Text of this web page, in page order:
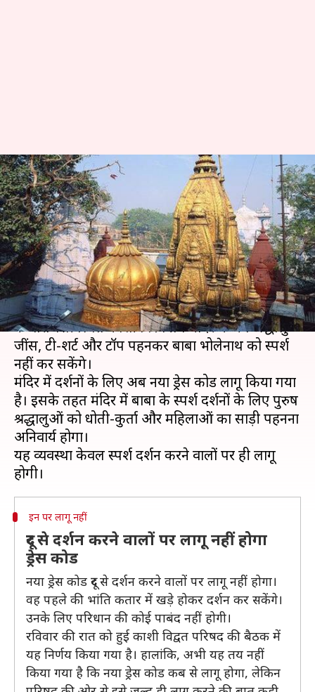
काशी विश्वनाथ मंदिर में लागू होगा
ड्रेस कोड, शिवलिंग को जींस पहनकर
नहीं कर सकेंगे स्पर्श
लेखन भारत शर्मा Jan 13, 2020 04:16 pm
क्या है खबर?
भगवान भोलेनाथ के 12 ज्योतिर्लिंगों में से एक उत्तर प्रदेश
के वाराणसी स्थित काशी विश्वनाथ मंदिर में अब श्रद्धालु
जींस, टी-शर्ट और टॉप पहनकर बाबा भोलेनाथ को स्पर्श
नहीं कर सकेंगे।
मंदिर में दर्शनों के लिए अब नया ड्रेस कोड लागू किया गया
है। इसके तहत मंदिर में बाबा के स्पर्श दर्शनों के लिए पुरुष
श्रद्धालुओं को धोती-कुर्ता और महिलाओं का साड़ी पहनना
अनिवार्य होगा।
यह व्यवस्था केवल स्पर्श दर्शन करने वालों पर ही लागू
इन पर लागू नहीं
दूर से दर्शन करने वालों पर लागू नहीं होगा
ड्रेस कोड
नया ड्रेस कोड दूर से दर्शन करने वालों पर लागू नहीं होगा।
वह पहले की भांति कतार में खड़े होकर दर्शन कर सकेंगे।
उनके लिए परिधान की कोई पाबंद नहीं होगी।
रविवार की रात को हुई काशी विद्वत परिषद की बैठक में
यह निर्णय किया गया है। हालांकि, अभी यह तय नहीं
किया गया है कि नया ड्रेस कोड कब से लागू होगा, लेकिन